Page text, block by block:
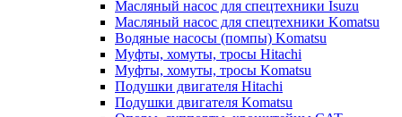
Масляный насос для спецтехники Isuzu
Масляный насос для спецтехники Komatsu
Водяные насосы (помпы) Komatsu
Муфты, хомуты, тросы Hitachi
Муфты, хомуты, тросы Komatsu
Подушки двигателя Hitachi
Подушки двигателя Komatsu